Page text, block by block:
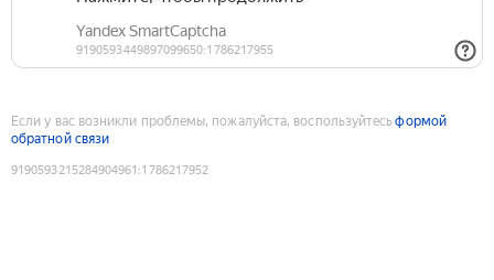
Если у вас возникли проблемы, пожалуйста, воспользуйтесьформой
обратной связи
9190593215284904961 :1786217952